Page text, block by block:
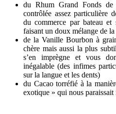
du Rhum Grand Fonds de
contrôlée assez particulière
du commerce par bateau et
faisant un doux mélange de
de la Vanille Bourbon à
chère mais aussi la plus
s’en imprègne et vous
inégalable (des infimes
sur la langue et les dents)
du Cacao torréfié à la
exotique » qui nous paraissait